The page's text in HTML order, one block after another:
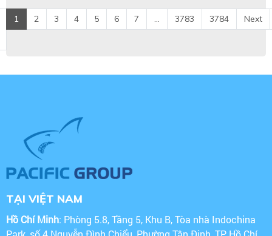
1 2 3 4 5 6 7 ... 3783 3784 Next
TẠI VIỆT NAM
Hồ Chí Minh: Phòng 5.8, Tầng 5, Khu B, Tòa nhà Indochina